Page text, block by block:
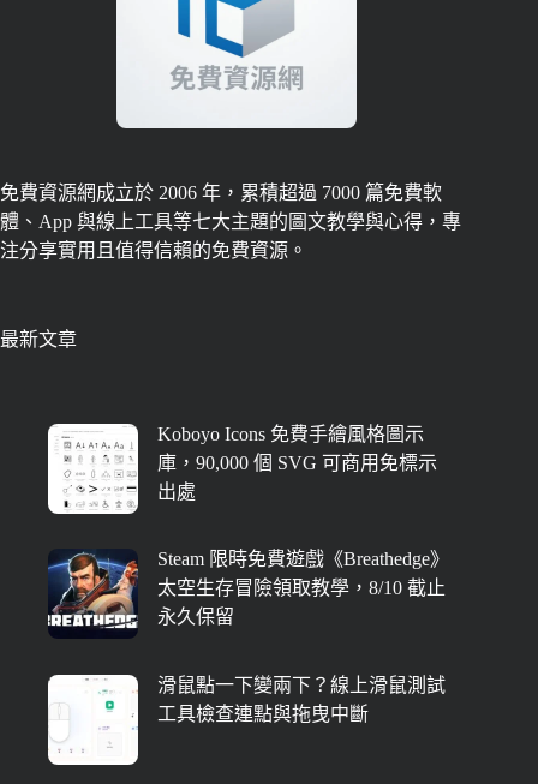
免費資源網成立於 2006 年，累積超過 7000 篇免費軟
體、App 與線上工具等七大主題的圖文教學與心得，專
注分享實用且值得信賴的免費資源。
最新文章
Koboyo Icons 免費手繪風格圖示
庫，90,000 個 SVG 可商用免標示
出處
Steam 限時免費遊戲《Breathedge》
太空生存冒險領取教學，8/10 截止
永久保留
滑鼠點一下變兩下？線上滑鼠測試
工具檢查連點與拖曳中斷